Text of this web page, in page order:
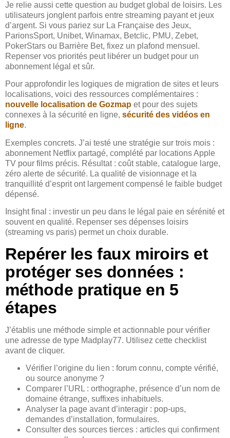
Je relie aussi cette question au budget global de loisirs. Les
utilisateurs jonglent parfois entre streaming payant et jeux
d’argent. Si vous pariez sur La Française des Jeux,
ParionsSport, Unibet, Winamax, Betclic, PMU, Zebet,
PokerStars ou Barrière Bet, fixez un plafond mensuel.
Repenser vos priorités peut libérer un budget pour un
abonnement légal et sûr.
Pour approfondir les logiques de migration de sites et leurs
localisations, voici des ressources complémentaires :
nouvelle localisation de Gozmap et pour des sujets
connexes à la sécurité en ligne, sécurité des vidéos en
ligne.
Exemples concrets. J’ai testé une stratégie sur trois mois :
abonnement Netflix partagé, complété par locations Apple
TV pour films précis. Résultat : coût stable, catalogue large,
zéro alerte de sécurité. La qualité de visionnage et la
tranquillité d’esprit ont largement compensé le faible budget
dépensé.
Insight final : investir un peu dans le légal paie en sérénité et
souvent en qualité. Repenser ses dépenses loisirs
(streaming vs paris) permet un choix durable.
Repérer les faux miroirs et
protéger ses données :
méthode pratique en 5
étapes
J’établis une méthode simple et actionnable pour vérifier
une adresse de type Madplay77. Utilisez cette checklist
avant de cliquer.
Vérifier l’origine du lien : forum connu, compte vérifié,
ou source anonyme ?
Comparer l’URL : orthographe, présence d’un nom de
domaine étrange, suffixes inhabituels.
Analyser la page avant d’interagir : pop-ups,
demandes d’installation, formulaires.
Consulter des sources tierces : articles qui confirment